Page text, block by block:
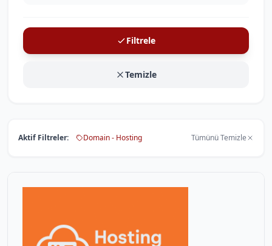
Filtrele
Temizle
Aktif Filtreler: Domain - Hosting Tümünü Temizle